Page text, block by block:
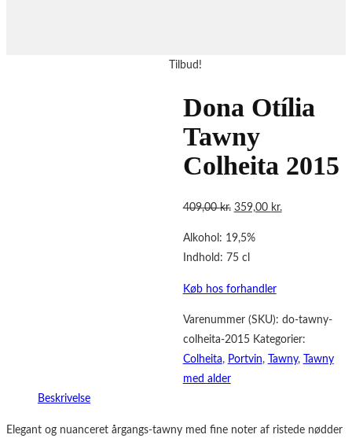
Tilbud!
Dona Otília
Tawny
Colheita 2015
409,00kr. Den
pris
409,00 kr..
359,00 kr.Den
Alkohol: 19,5%
Indhold: 75 cl
Køb hos forhandler
Varenummer (SKU): do-tawny-
colheita-2015 Kategorier:
Colheita, Portvin, Tawny,
Tawny
med alder
Beskrivelse
Elegant og nuanceret årgangs-tawny med fine noter af ristede nødder